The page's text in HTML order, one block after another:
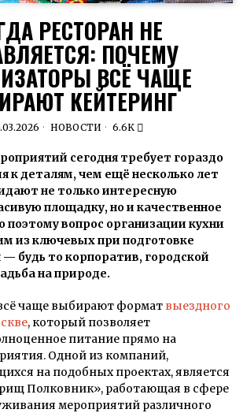
РЕСТОРАН НЕ
ПОЧЕМУ
ВСЁ ЧАЩЕ
КЕЙТЕРИНГ
НОВОСТИ 6.6K
сегодня требует гораздо
к деталям, чем ещё несколько лет
не только интересную
площадку, но и качественное
поэтому вопрос организации кухни
из ключевых при подготовке
будь то корпоратив, городской
на природе.
чаще выбирают формат выездного
, который позволяет
питание прямо на
Одной из компаний,
на подобных проектах, является
Полковник», работающая в сфере
мероприятий различного